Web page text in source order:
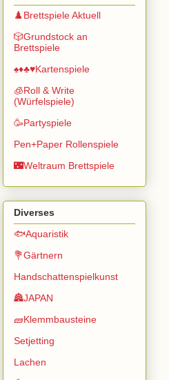
♟️Brettspiele Aktuell
🎲Grundstock an
Brettspiele
♠️♦️♣️♥️Kartenspiele
🧊Roll & Write
(Würfelspiele)
🥳Partyspiele
Pen+Paper Rollenspiele
🌃Weltraum Brettspiele
Diverses
🐟Aquaristik
💐Gärtnern
Handschattenspielkunst
🏯JAPAN
🧱Klemmbausteine
Setjetting
Lachen